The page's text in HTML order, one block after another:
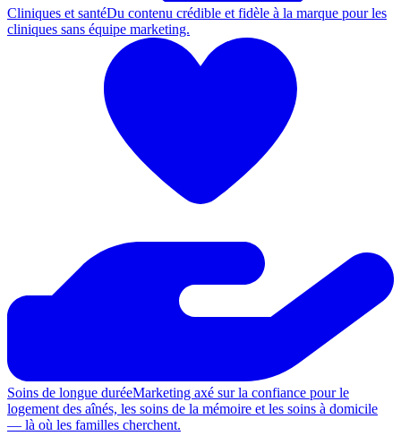
Cliniques et santéDu contenu crédible et fidèle à la marque pour les
cliniques sans équipe marketing.
Soins de longue duréeMarketing axé sur la confiance pour le
logement des aînés, les soins de la mémoire et les soins à domicile
— là où les familles cherchent.